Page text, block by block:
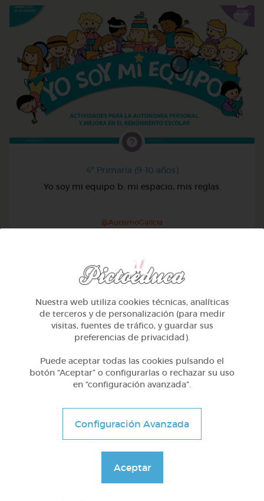
4º Primaria (9-10 años)
Yo soy mi equipo b: mi espacio, mis reglas.
@AutismoGalicia
@Webparaelespanol
Nuestra web utiliza cookies técnicas, analíticas
de terceros y de personalización (para medir
visitas, fuentes de tráfico, y guardar sus
preferencias de privacidad).
Puede aceptar todas las cookies pulsando el
botón “Aceptar” o configurarlas o rechazar su uso
en “configuración avanzada”.
Configuración Avanzada
Aceptar